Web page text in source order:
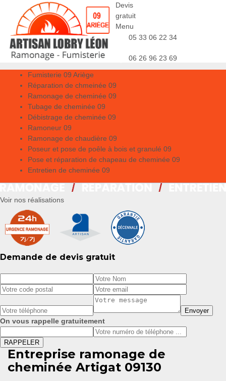
Devis
gratuit
Menu
05 33 06 22 34
06 26 96 23 69
Fumisterie 09 Ariège
Réparation de chmeinée 09
Ramonage de cheminée 09
Tubage de cheminée 09
Débistrage de cheminée 09
Ramoneur 09
Ramonage de chaudière 09
Poseur et pose de poêle à bois et granulé 09
Pose et réparation de chapeau de cheminée 09
Entretien de cheminée 09
Voir nos réalisations
Demande de devis gratuit
On vous rappelle gratuitement
Entreprise ramonage de
cheminée Artigat 09130